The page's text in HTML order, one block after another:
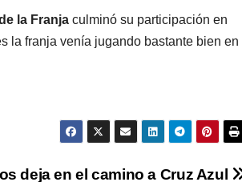
la Franja culminó su participación en
la franja venía jugando bastante bien en
deja en el camino a Cruz Azul